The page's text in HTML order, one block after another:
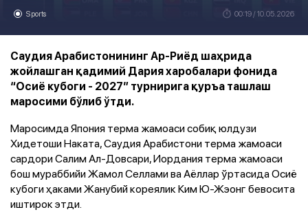
Sports 00:19 / 10.05.2026
Саудия Арабистонининг Ар-Риёд шаҳрида
жойлашган қадимий Дария харобалари фонида
“Осиё кубоги - 2027” турнирига қуръа ташлаш
маросими бўлиб ўтди.
Маросимда Япония терма жамоаси собиқ юлдузи
Хидетоши Наката, Саудия Арабистони терма жамоаси
сардори Салим Ал-Довсари, Иордания терма жамоаси
бош мураббийи Жамол Селлами ва Аёллар ўртасида Осиё
кубоги ҳаками Жанубий кореялик Ким Ю-Жэонг бевосита
иштирок этди.